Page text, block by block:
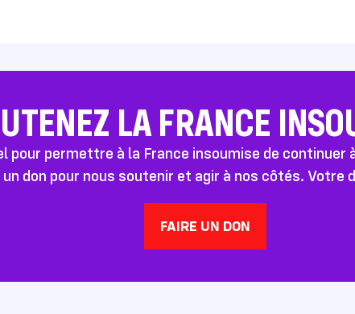
LA FRANCE
permettre à la France insoumise de continuer
don pour nous soutenir et agir à nos côtés. Votre
FAIRE UN DON